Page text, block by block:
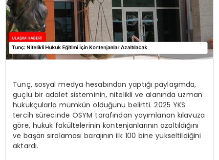
Tunç, sosyal medya hesabından yaptığı paylaşımda,
güçlü bir adalet sisteminin, nitelikli ve alanında uzman
hukukçularla mümkün olduğunu belirtti. 2025 YKS
tercih sürecinde ÖSYM tarafından yayımlanan kılavuza
göre, hukuk fakültelerinin kontenjanlarının azaltıldığını
ve başarı sıralaması barajının ilk 100 bine yükseltildiğini
aktardı.